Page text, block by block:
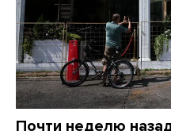
Почти неделю